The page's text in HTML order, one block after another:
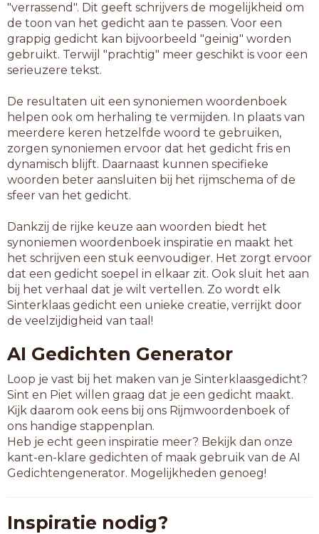
"verrassend". Dit geeft schrijvers de mogelijkheid om
de toon van het gedicht aan te passen. Voor een
grappig gedicht kan bijvoorbeeld "geinig" worden
gebruikt. Terwijl "prachtig" meer geschikt is voor een
serieuzere tekst.
De resultaten uit een synoniemen woordenboek
helpen ook om herhaling te vermijden. In plaats van
meerdere keren hetzelfde woord te gebruiken,
zorgen synoniemen ervoor dat het gedicht fris en
dynamisch blijft. Daarnaast kunnen specifieke
woorden beter aansluiten bij het rijmschema of de
sfeer van het gedicht.
Dankzij de rijke keuze aan woorden biedt het
synoniemen woordenboek inspiratie en maakt het
het schrijven een stuk eenvoudiger. Het zorgt ervoor
dat een gedicht soepel in elkaar zit. Ook sluit het aan
bij het verhaal dat je wilt vertellen. Zo wordt elk
Sinterklaas gedicht een unieke creatie, verrijkt door
de veelzijdigheid van taal!
AI Gedichten Generator
Loop je vast bij het maken van je Sinterklaasgedicht?
Sint en Piet willen graag dat je een gedicht maakt.
Kijk daarom ook eens bij ons Rijmwoordenboek of
ons handige stappenplan.
Heb je echt geen inspiratie meer? Bekijk dan onze
kant-en-klare gedichten of maak gebruik van de AI
Gedichtengenerator. Mogelijkheden genoeg!
Inspiratie nodig?